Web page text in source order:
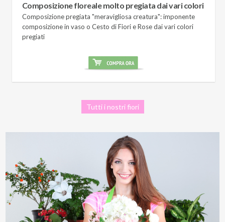
Composizione floreale molto pregiata dai vari colori
Composizione pregiata "meravigliosa creatura": imponente
composizione in vaso o Cesto di Fiori e Rose dai vari colori
pregiati
Tutti i nostri fiori